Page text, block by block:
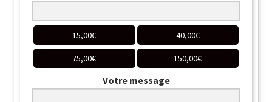
15,00€ 40,00€
75,00€ 150,00€
Votre message